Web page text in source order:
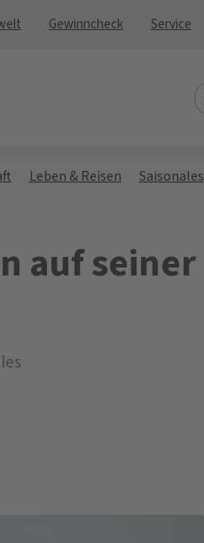
Gewinncheck Service
Leben & Reisen Saisonales
auf seiner